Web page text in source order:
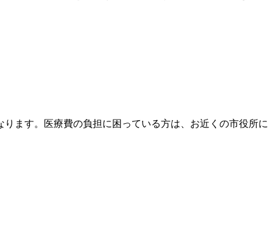
ます。医療費の負担に困っている方は、お近くの市役所に